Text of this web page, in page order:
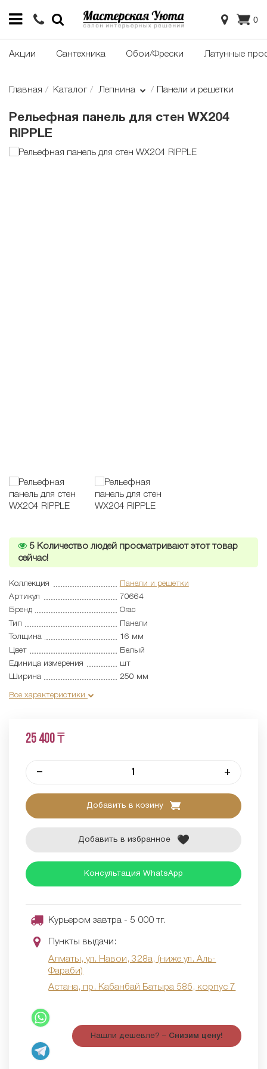
0
Акции Сантехника Обои/Фрески Латунные
Главная Каталог Лепнина Панели и решетки
Рельефная панель для стен WX204
RIPPLE
5 Количество людей просматривают этот товар
сейчас!
Коллекция
Панели и решетки
Артикул
70664
Бренд
Orac
Тип
Панели
Толщина
16 мм
Цвет
Белый
Единица измерения
шт
Ширина
250 мм
Все характеристики
25 400 ₸
– +
Добавить в козину
Добавить в избранное
Консультация WhatsApp
Курьером завтра - 5 000 тг.
Пункты выдачи:
Алматы, ул. Навои, 328а, (ниже ул. Аль-
Фараби)
Астана, пр. Кабанбай Батыра 58б, корпус 7
Нашли дешевле? – Снизим цену!